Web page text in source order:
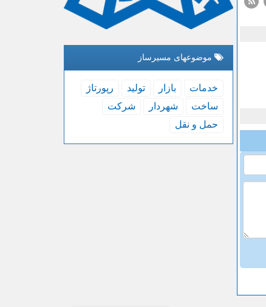
موضوعهای مسیرساز
خدمات بازار تولید
رپورتاژ
ساخت
شهردار
شركت
حمل و نقل